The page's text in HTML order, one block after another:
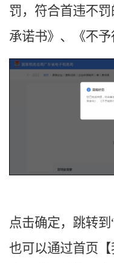
罚，符合首违不
承诺书》、《不予
点击确定，跳转到
也可以通过首页